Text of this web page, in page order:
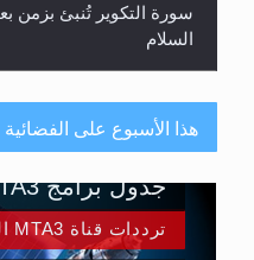
سورة التكوير تُنبئ بزمن
السلام
هذا الأسبوع على الفضائية
ترددات قناة MTA3 العربية:
جدول برامج MTA3